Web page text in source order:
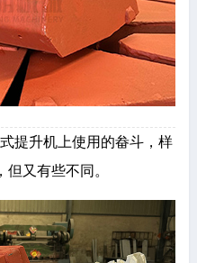
提升机上使用的畚斗，样
又有些不同。